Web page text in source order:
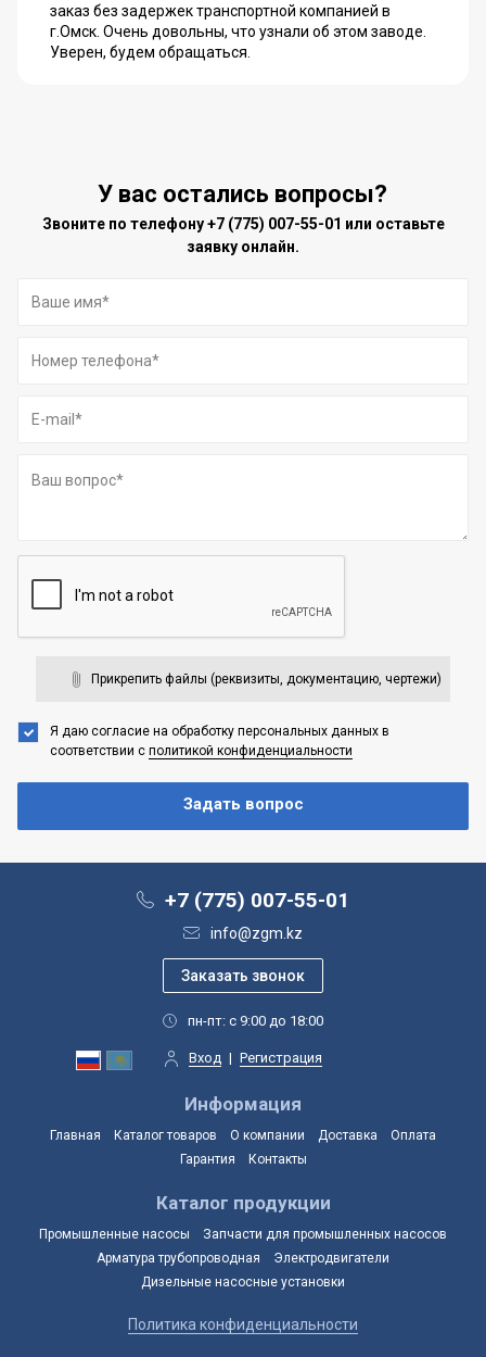
заказ без задержек транспортной компанией в
г.Омск. Очень довольны, что узнали об этом заводе.
Уверен, будем обращаться.
У вас остались вопросы?
Звоните по телефону+7 (775) 007-55-01 или оставьте
заявку онлайн.
Прикрепить файлы (реквизиты, документацию, чертежи)
Я даю согласие на обработку персональных данных в
соответствии с политикой конфиденциальности
+7 (775) 007-55-01
info@zgm.kz
пн-пт: с 9:00 до 18:00
Вход | Регистрация
Информация
Главная Каталог товаров О компании Доставка
Оплата
Гарантия
Контакты
Каталог продукции
Промышленные насосы
Запчасти для промышленных насосов
Арматура трубопроводная
Электродвигатели
Дизельные насосные установки
Политика конфиденциальности